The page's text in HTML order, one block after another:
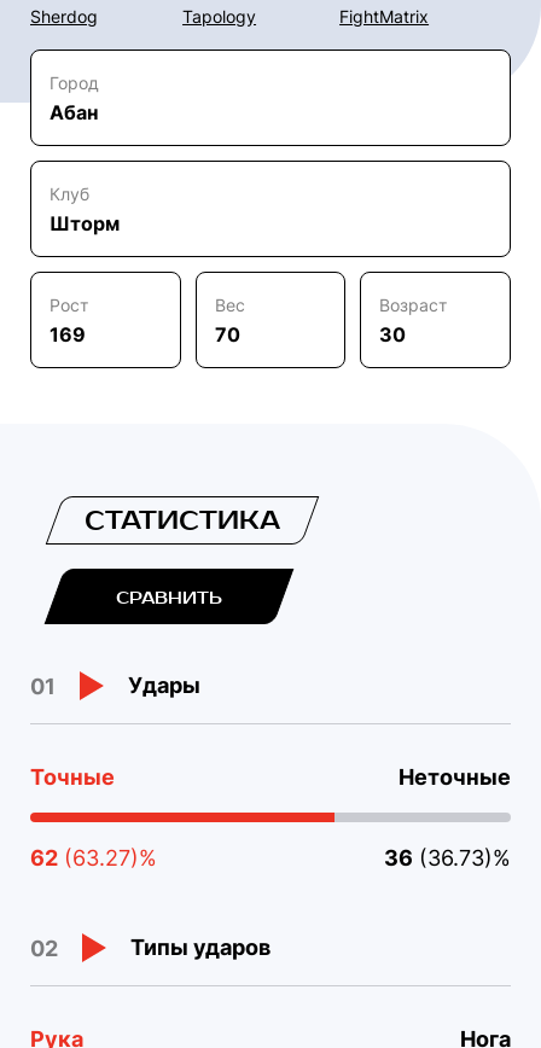
Sherdog
Tapology
FightMatrix
Город
Абан
Клуб
Шторм
Рост
169
Вес
70
Возраст
30
СТАТИСТИКА
СРАВНИТЬ
01 Удары
Точные Неточные
62 (63.27)% 36 (36.73)%
02 Типы ударов
Рука Нога